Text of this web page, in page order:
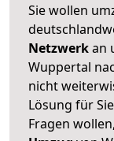
Sie wollen
Netzwerkan
Wuppertal
nicht
Lösung für
Fragen wollen,